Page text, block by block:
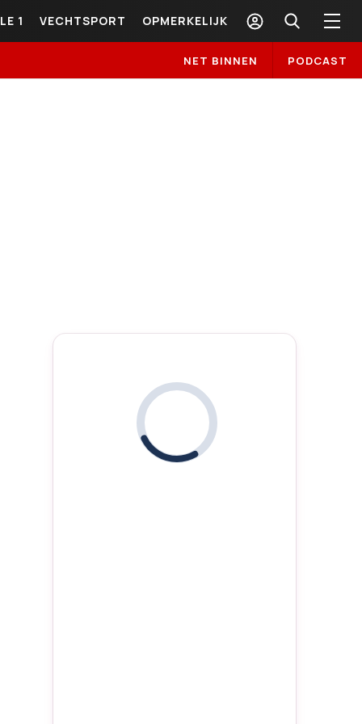
1 VECHTSPORT OPMERKELIJK
NET BINNEN PODCAST